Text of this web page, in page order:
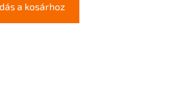
a kosárhoz